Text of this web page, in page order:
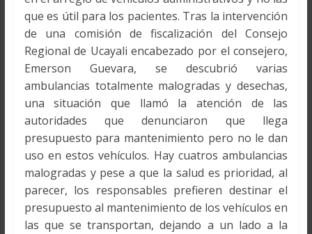
que es útil para los pacientes. Tras la intervención
de una comisión de fiscalización del Consejo
Regional de Ucayali encabezado por el consejero,
Emerson Guevara, se descubrió varias
ambulancias totalmente malogradas y desechas,
una situación que llamó la atención de las
autoridades que denunciaron que llega
presupuesto para mantenimiento pero no le dan
uso en estos vehículos. Hay cuatros ambulancias
malogradas y pese a que la salud es prioridad, al
parecer, los responsables prefieren destinar el
presupuesto al mantenimiento de los vehículos en
las que se transportan, dejando a un lado a la